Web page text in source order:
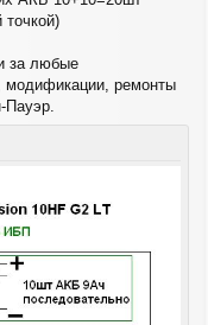
за любые
модификации, ремонты
Пауэр.